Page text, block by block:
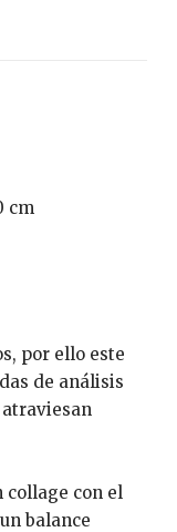
cm
de análisis
collage con el
balance